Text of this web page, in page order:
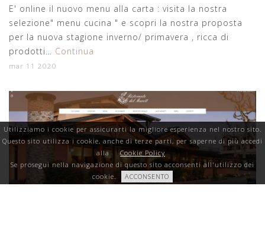
E' online il nuovo menu alla carta : visita la nostra
selezione" menu cucina " e scopri la nostra proposta
per la nuova stagione inverno/ primavera , ricca di
prodotti… Continua
mar 11 2020
Utilizziamo i cookie per assicurarti la migliore esperienza nel nostro sito.
Questo sito utilizza i cookie, anche di terze parti, per saperne di più accedi
alla
Cookie Policy
Se prosegui nella navigazione di questo sito acconsenti all'utilizzo dei
cookie.
ACCONSENTO